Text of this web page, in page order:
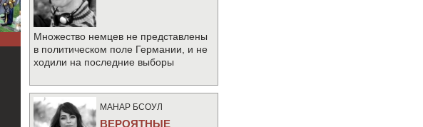
Множество немцев не представлены
в политическом поле Германии, и не
ходили на последние выборы
МАНАР БСОУЛ
ВЕРОЯТНЫЕ